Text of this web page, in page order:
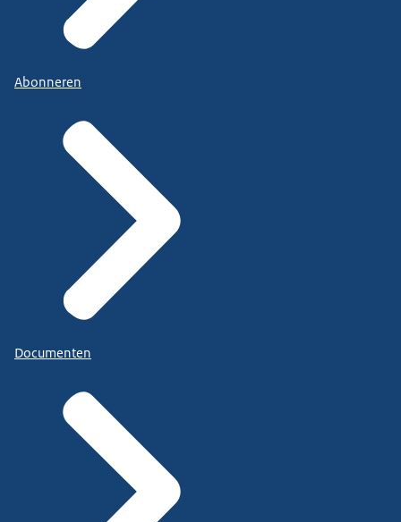
Abonneren
Documenten